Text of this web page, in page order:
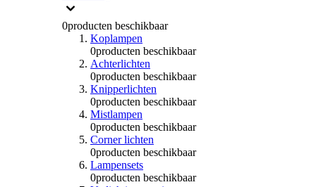
0producten beschikbaar
Koplampen
0producten beschikbaar
Achterlichten
0producten beschikbaar
Knipperlichten
0producten beschikbaar
Mistlampen
0producten beschikbaar
Corner lichten
0producten beschikbaar
Lampensets
0producten beschikbaar